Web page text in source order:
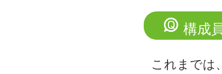
構成
これまでは